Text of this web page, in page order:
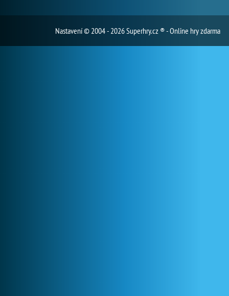
Nastavení© 2004 - 2026 Superhry.cz ® - Online hry zdarma